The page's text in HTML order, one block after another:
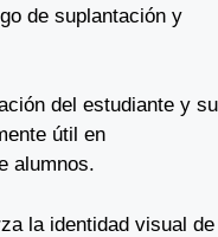
de suplantación y
del estudiante y su
útil en
alumnos.
la identidad visual de